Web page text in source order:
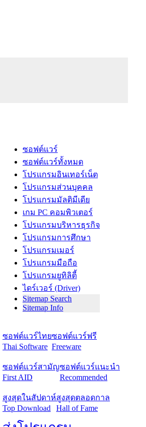
ซอฟต์แวร์
ซอฟต์แวร์ทั้งหมด
โปรแกรมอินเทอร์เน็ต
โปรแกรมส่วนบุคคล
โปรแกรมมัลติมีเดีย
เกม PC คอมพิวเตอร์
โปรแกรมบริหารธุรกิจ
โปรแกรมการศึกษา
โปรแกรมเมอร์
โปรแกรมมือถือ
โปรแกรมยูทิลิตี้
ไดร์เวอร์ (Driver)
Sitemap Search
Sitemap Info
ซอฟต์แวร์ไทย
Thai Software
ซอฟต์แวร์ฟรี
Freeware
ซอฟต์แวร์สามัญ
First AID
ซอฟต์แวร์แนะนำ
Recommended
สูงสุดในสัปดาห์
Top Download
สูงสุดตลอดกาล
Hall of Fame